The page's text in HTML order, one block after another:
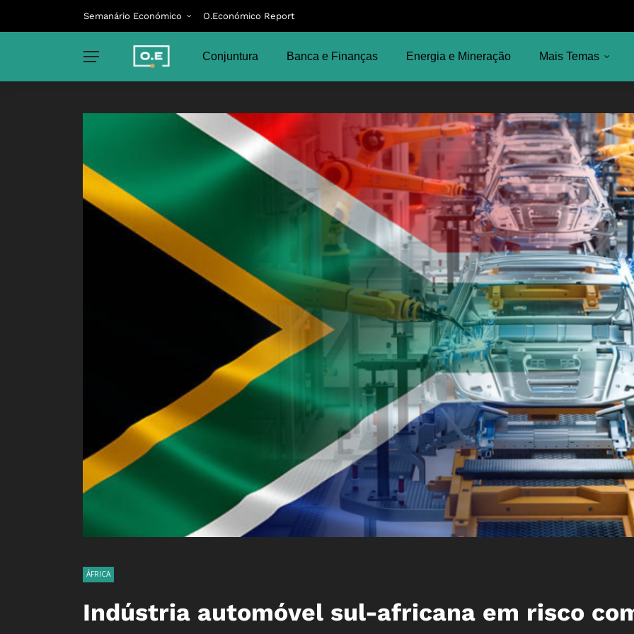
Semanário Económico O.Económico Report
Conjuntura Banca e Finanças Energia e Mineração Mais Temas
ÁFRICA
Indústria automóvel sul-africana em risco